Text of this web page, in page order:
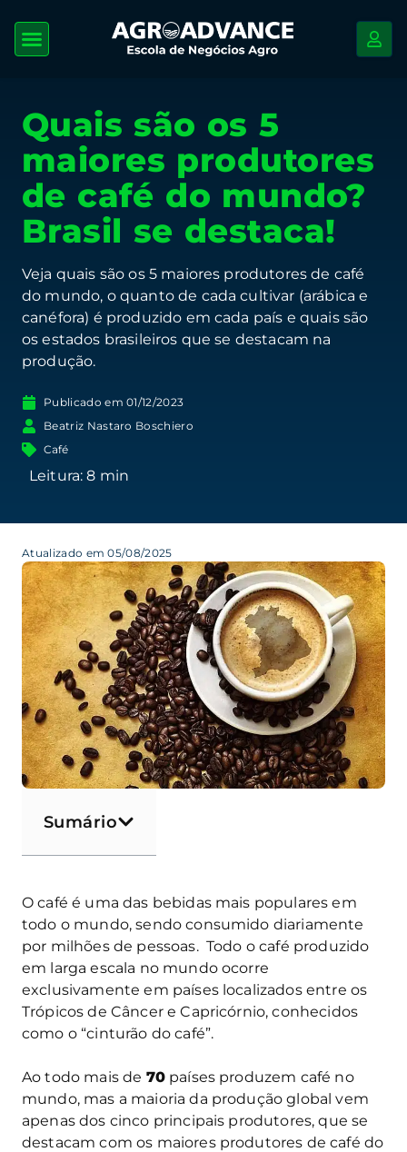
Quais são os 5
maiores produtores
de café do mundo?
Brasil se destaca!
Veja quais são os 5 maiores produtores de café
do mundo, o quanto de cada cultivar (arábica e
canéfora) é produzido em cada país e quais são
os estados brasileiros que se destacam na
produção.
Publicado em 01/12/2023
Beatriz Nastaro Boschiero
Café
Atualizado em 05/08/2025
Sumário
O café é uma das bebidas mais populares em
todo o mundo, sendo consumido diariamente
por milhões de pessoas. Todo o café produzido
em larga escala no mundo ocorre
exclusivamente em países localizados entre os
Trópicos de Câncer e Capricórnio, conhecidos
como o “cinturão do café”.
Ao todo mais de 70países produzem café no
mundo, mas a maioria da produção global vem
apenas dos cinco principais produtores, que se
destacam com os maiores produtores de café do